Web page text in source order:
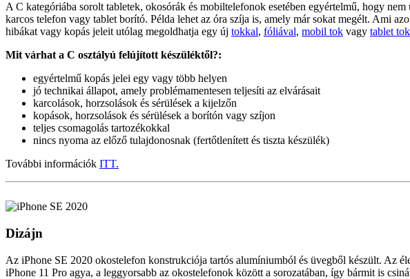
A C kategóriába sorolt tabletek, okosórák és mobiltelefonok esetében egyértelmű, hogy
karcos telefon vagy tablet borító. Példa lehet az óra szíja is, amely már sokat megélt. Ami
hibákat vagy kopás jeleit utólag megoldhatja egy új tokkal, fóliával, mobil tok vagy tablet tok
Mit várhat a C osztályú felújított készüléktől?:
egyértelmű kopás jelei egy vagy több helyen
jó technikai állapot, amely problémamentesen teljesíti az elvárásait
karcolások, horzsolások és sérülések a kijelzőn
kopások, horzsolások és sérülések a borítón vagy szíjon
teljes csomagolás tartozékokkal
nincs nyoma az előző tulajdonosnak (fertőtlenített és tiszta készülék)
További információk ITT.
Dizájn
Az iPhone SE 2020 okostelefon konstrukciója tartós alumíniumból és üvegből készült. Az
iPhone 11 Pro agya, a leggyorsabb az okostelefonok között a sorozatában, így bármit is